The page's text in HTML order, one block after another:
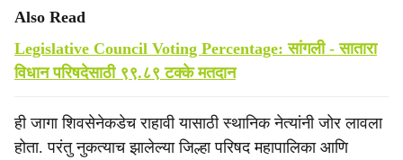
Also Read
Legislative Council Voting Percentage: सांगली - सातारा
विधान परिषदेसाठी ९९.८९ टक्के मतदान
ही जागा शिवसेनेकडेच राहावी यासाठी स्थानिक नेत्यांनी जोर लावला
होता. परंतु नुकत्याच झालेल्या जिल्हा परिषद महापालिका आणि